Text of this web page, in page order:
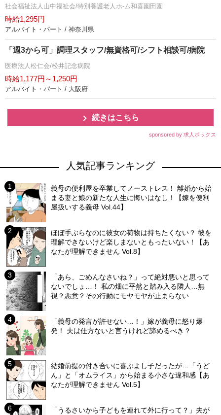
社会福祉法人山中福祉会/特別養護老人ホ-ム和喜園田園
時給1,295円
アルバイト・パート / 神奈川県
「週3から可」調理スタッフ/無資格可/シフト相談可/病院
医療法人松仁会/松井記念病院
時給1,177円～1,250円
アルバイト・パート / 大阪府
続きはこちら
sponsored by 求人ボックス
人気記事ランキング
義母の便利屋を卒業してノーストレス！ 離婚から始
まる妻と娘の新たな人生に悔いはなし！【嫁を便利
屋扱いする義母 Vol.44】
ほぼ手ぶらなのに彼女の荷物は持ちたくない？ 彼を
理解できないけど楽しまないともったいない！【あ
なたが理解できません Vol.8】
「あら、ごめんなさいね？」って絶対悪いと思って
ないでしょ…！ 私の畑に平然と踏み入る隣人…無
視？悪意？その行動にモヤモヤが止まらない
「義母の発言が許せない…！」嫁が義母に怒り爆
発！ 夫は仕方ないと言うけれど諦めるべき？
結婚前提の付き合いに喜ぶよし子だったが…「うど
ん」と「オムライス」から始まる小さな違和感【あ
なたが理解できません Vol.5】
「うるさいから子どもを連れて外に行って？」夫が